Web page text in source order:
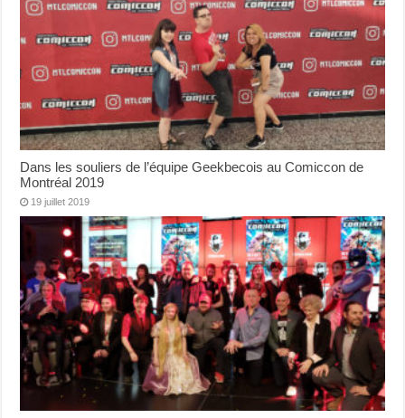
Dans les souliers de l’équipe Geekbecois au Comiccon de
Montréal 2019
19 juillet 2019